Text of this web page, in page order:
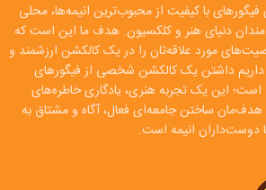
فیگورهای با کیفیت از محبوب‌ترین انیمه‌ها، محلی
دنیای هنر و کلکسیون. هدف ما این است که
مورد علاقه‌تان را در یک کالکشن ارزشمند و
داریم داشتن یک کالکشن شخصی از فیگورهای
این یک تجربه هنری، یادگاری خاطره‌های
ساختن جامعه‌ای فعال، آگاه و مشتاق به
دوست‌داران انیمه است.